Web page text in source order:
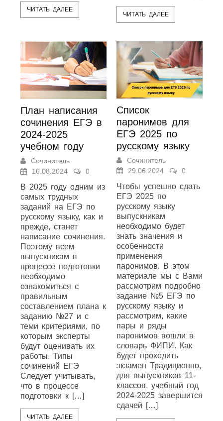
ЧИТАТЬ ДАЛЕЕ
ЧИТАТЬ ДАЛЕЕ
План написания
сочинения ЕГЭ в
2024-2025
учебном году
Сочинитель
16.08.2024
0
В 2025 году одним из
самых трудных
заданий на ЕГЭ по
русскому языку, как и
прежде, станет
написание сочинения.
Поэтому всем
выпускникам в
процессе подготовки
необходимо
ознакомиться с
правильным
составлением плана к
заданию №27 и с
теми критериями, по
которым эксперты
будут оценивать их
работы. Типы
сочинений ЕГЭ
Следует учитывать,
что в процессе
подготовки к […]
ЧИТАТЬ ДАЛЕЕ
Список
паронимов для
ЕГЭ 2025 по
русскому языку
Сочинитель
29.06.2024
0
Чтобы успешно сдать
ЕГЭ 2025 по
русскому языку
выпускникам
необходимо будет
знать значения и
особенности
применения
паронимов. В этом
материале мы с Вами
рассмотрим подробно
задание №5 ЕГЭ по
русскому языку и
рассмотрим, какие
пары и ряды
паронимов вошли в
словарь ФИПИ. Как
будет проходить
экзамен Традиционно,
для выпускников 11-
классов, учебный год
2024-2025 завершится
сдачей […]